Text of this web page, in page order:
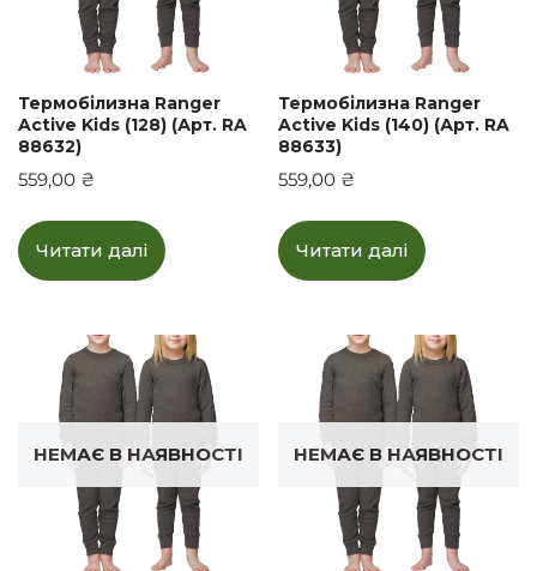
Термобілизна Ranger
Active Kids (128) (Арт. RA
88632)
559,00 ₴
Читати далі
Термобілизна Ranger
Active Kids (140) (Арт. RA
88633)
559,00 ₴
Читати далі
НЕМАЄ В НАЯВНОСТІ НЕМАЄ В НАЯВНОСТІ